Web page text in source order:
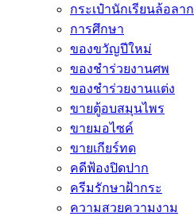
กระเป๋านักเรียนล้อลาก
การศึกษา
ของขวัญปีใหม่
ของชำร่วยงานศพ
ของชำร่วยงานแต่ง
ขายตู้อบสมุนไพร
ขายมอไซค์
ขายเกียร์ทด
คดีฟ้องปิดปาก
ครีมรักษาฝ้ากระ
ความสวยความงาม